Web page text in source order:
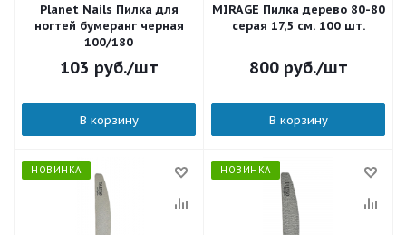
Planet Nails Пилка для
ногтей бумеранг черная
100/180
103 руб./шт
В корзину
MIRAGE Пилка дерево 80-80
серая 17,5 см. 100 шт.
800руб./шт
В корзину
НОВИНКА НОВИНКА